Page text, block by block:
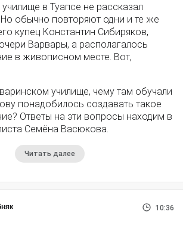
в Туапсе не рассказал
обычно повторяют одни и те же
купец Константин Сибиряков,
Варвары, а располагалось
в живописном месте. Вот,
училище, чему там обучали
понадобилось создавать такое
Ответы на эти вопросы находим в
Семёна Васюкова.
Читать далее
10:36